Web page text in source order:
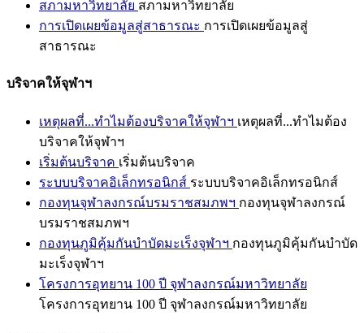
สภามหาวิทยาลัย สภามหาวิทยาลัย
การเปิดเผยข้อมูลสู่สาธารณะ การเปิดเผยข้อมูลสู่
สาธารณะ
บริจาคให้จุฬาฯ
เหตุผลที่...ทำไมต้องบริจาคให้จุฬาฯ เหตุผลที่...ทำไมต้อง
บริจาคให้จุฬาฯ
เริ่มต้นบริจาค เริ่มต้นบริจาค
ระบบบริจาคอิเล็กทรอนิกส์ ระบบบริจาคอิเล็กทรอนิกส์
กองทุนจุฬาลงกรณ์บรมราชสมภพฯ กองทุนจุฬาลงกรณ์
บรมราชสมภพฯ
กองทุนภูมิคุ้มกันบำบัดมะเร็งจุฬาฯ กองทุนภูมิคุ้มกันบำบัด
มะเร็งจุฬาฯ
โครงการอุทยาน 100 ปี จุฬาลงกรณ์มหาวิทยาลัย
โครงการอุทยาน 100 ปี จุฬาลงกรณ์มหาวิทยาลัย